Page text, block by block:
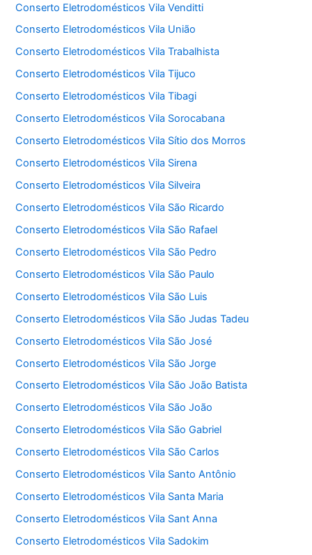
Conserto Eletrodomésticos Vila Venditti
Conserto Eletrodomésticos Vila União
Conserto Eletrodomésticos Vila Trabalhista
Conserto Eletrodomésticos Vila Tijuco
Conserto Eletrodomésticos Vila Tibagi
Conserto Eletrodomésticos Vila Sorocabana
Conserto Eletrodomésticos Vila Sítio dos Morros
Conserto Eletrodomésticos Vila Sirena
Conserto Eletrodomésticos Vila Silveira
Conserto Eletrodomésticos Vila São Ricardo
Conserto Eletrodomésticos Vila São Rafael
Conserto Eletrodomésticos Vila São Pedro
Conserto Eletrodomésticos Vila São Paulo
Conserto Eletrodomésticos Vila São Luis
Conserto Eletrodomésticos Vila São Judas Tadeu
Conserto Eletrodomésticos Vila São José
Conserto Eletrodomésticos Vila São Jorge
Conserto Eletrodomésticos Vila São João Batista
Conserto Eletrodomésticos Vila São João
Conserto Eletrodomésticos Vila São Gabriel
Conserto Eletrodomésticos Vila São Carlos
Conserto Eletrodomésticos Vila Santo Antônio
Conserto Eletrodomésticos Vila Santa Maria
Conserto Eletrodomésticos Vila Sant Anna
Conserto Eletrodomésticos Vila Sadokim